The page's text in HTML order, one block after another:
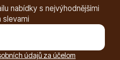
nabídky s nejvýhodnějšími
slevami
údajů za účelom